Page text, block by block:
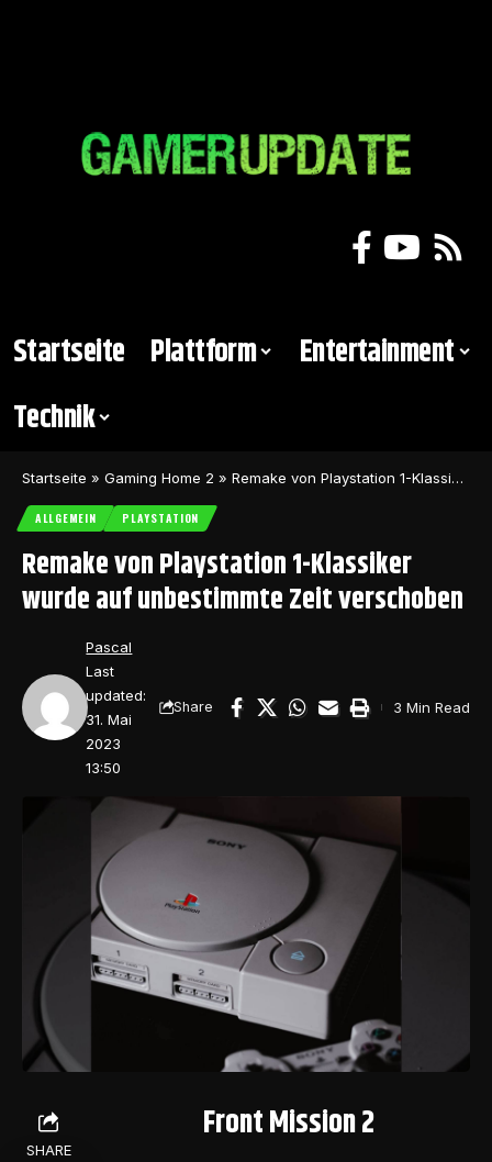
Startseite Plattform
Entertainment
Technik
Startseite » Gaming Home 2 » Remake von Playstation 1-Klassiker wurde auf unbestimmte Zeit verschoben
ALLGEMEIN PLAYSTATION
Remake von Playstation 1-Klassiker
wurde auf unbestimmte Zeit verschoben
Last
updated:
31. Mai
2023
13:50
Pascal
Share 3 Min Read
SHARE
Front Mission 2